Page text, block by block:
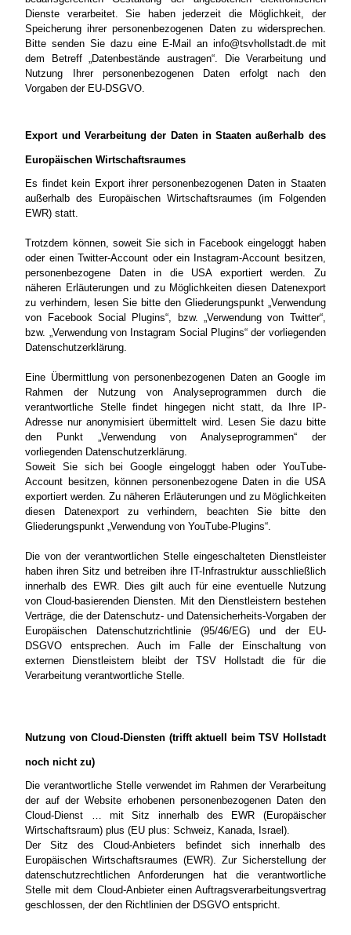
Dienste verarbeitet. Sie haben jederzeit die Möglichkeit, der
Speicherung ihrer personenbezogenen Daten zu widersprechen.
Bitte senden Sie dazu eine E-Mail an info@tsvhollstadt.de mit
dem Betreff „Datenbestände austragen“. Die Verarbeitung und
Nutzung Ihrer personenbezogenen Daten erfolgt nach den
Vorgaben der EU-DSGVO.
Export und Verarbeitung der Daten in Staaten außerhalb des
Europäischen Wirtschaftsraumes
Es findet kein Export ihrer personenbezogenen Daten in Staaten
außerhalb des Europäischen Wirtschaftsraumes (im Folgenden
EWR) statt.
Trotzdem können, soweit Sie sich in Facebook eingeloggt haben
oder einen Twitter-Account oder ein Instagram-Account besitzen,
personenbezogene Daten in die USA exportiert werden. Zu
näheren Erläuterungen und zu Möglichkeiten diesen Datenexport
zu verhindern, lesen Sie bitte den Gliederungspunkt „Verwendung
von Facebook Social Plugins“, bzw. „Verwendung von Twitter“,
bzw. „Verwendung von Instagram Social Plugins“ der vorliegenden
Datenschutzerklärung.
Eine Übermittlung von personenbezogenen Daten an Google im
Rahmen der Nutzung von Analyseprogrammen durch die
verantwortliche Stelle findet hingegen nicht statt, da Ihre IP-
Adresse nur anonymisiert übermittelt wird. Lesen Sie dazu bitte
den Punkt „Verwendung von Analyseprogrammen“ der
vorliegenden Datenschutzerklärung.
Soweit Sie sich bei Google eingeloggt haben oder YouTube-
Account besitzen, können personenbezogene Daten in die USA
exportiert werden. Zu näheren Erläuterungen und zu Möglichkeiten
diesen Datenexport zu verhindern, beachten Sie bitte den
Gliederungspunkt „Verwendung von YouTube-Plugins“.
Die von der verantwortlichen Stelle eingeschalteten Dienstleister
haben ihren Sitz und betreiben ihre IT-Infrastruktur ausschließlich
innerhalb des EWR. Dies gilt auch für eine eventuelle Nutzung
von Cloud-basierenden Diensten. Mit den Dienstleistern bestehen
Verträge, die der Datenschutz- und Datensicherheits-Vorgaben der
Europäischen Datenschutzrichtlinie (95/46/EG) und der EU-
DSGVO entsprechen. Auch im Falle der Einschaltung von
externen Dienstleistern bleibt der TSV Hollstadt die für die
Verarbeitung verantwortliche Stelle.
Nutzung von Cloud-Diensten (trifft aktuell beim TSV Hollstadt
noch nicht zu)
Die verantwortliche Stelle verwendet im Rahmen der Verarbeitung
der auf der Website erhobenen personenbezogenen Daten den
Cloud-Dienst … mit Sitz innerhalb des EWR (Europäischer
Wirtschaftsraum) plus (EU plus: Schweiz, Kanada, Israel).
Der Sitz des Cloud-Anbieters befindet sich innerhalb des
Europäischen Wirtschaftsraumes (EWR). Zur Sicherstellung der
datenschutzrechtlichen Anforderungen hat die verantwortliche
Stelle mit dem Cloud-Anbieter einen Auftragsverarbeitungsvertrag
geschlossen, der den Richtlinien der DSGVO entspricht.